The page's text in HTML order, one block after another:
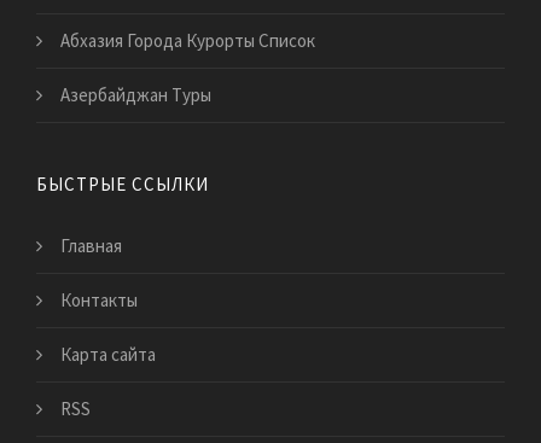
Абхазия Города Курорты Список
Азербайджан Туры
БЫСТРЫЕ ССЫЛКИ
Главная
Контакты
Карта сайта
RSS